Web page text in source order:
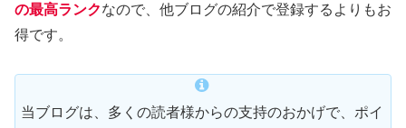
の最高ランクなので、他ブログの紹介で登録するよりもお
得です。
当ブログは、多くの読者様からの支持のおかげで、ポイ